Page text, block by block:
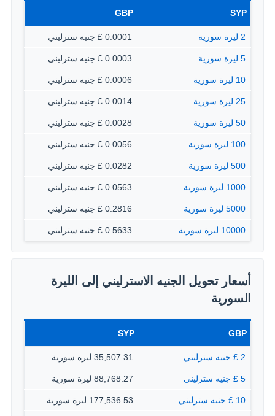
SYP
GBP
2 ليرة سورية 0.0001 £ جنيه سترليني
5 ليرة سورية 0.0003 £ جنيه سترليني
10 ليرة سورية 0.0006 £ جنيه سترليني
25 ليرة سورية 0.0014 £ جنيه سترليني
50 ليرة سورية 0.0028 £ جنيه سترليني
100 ليرة سورية 0.0056 £ جنيه سترليني
500 ليرة سورية 0.0282 £ جنيه سترليني
1000 ليرة سورية 0.0563 £ جنيه سترليني
5000 ليرة سورية 0.2816 £ جنيه سترليني
10000 ليرة سورية 0.5633 £ جنيه سترليني
أسعار تحويل الجنيه الاسترليني إلى الليرة
السورية
GBP
SYP
2 £ جنيه سترليني 35,507.31 ليرة سورية
5 £ جنيه سترليني 88,768.27 ليرة سورية
10 £ جنيه سترليني 177,536.53 ليرة سورية